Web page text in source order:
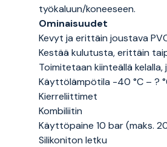
työkaluun/koneeseen.
Ominaisuudet
Kevyt ja erittäin joustava
Kestää kulutusta, erittäin
Toimitetaan kiinteällä kelalla,
Käyttölämpötila -40 °C – ?
Kierreliittimet
Kombiliitin
Käyttöpaine 10 bar (maks.
Silikoniton letku